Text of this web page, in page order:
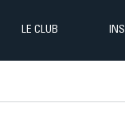
LE CLUB